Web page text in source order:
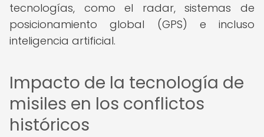
tecnologías, como el radar, sistemas de
posicionamiento global (GPS) e incluso
inteligencia artificial.
Impacto de la tecnología de
misiles en los conflictos
históricos